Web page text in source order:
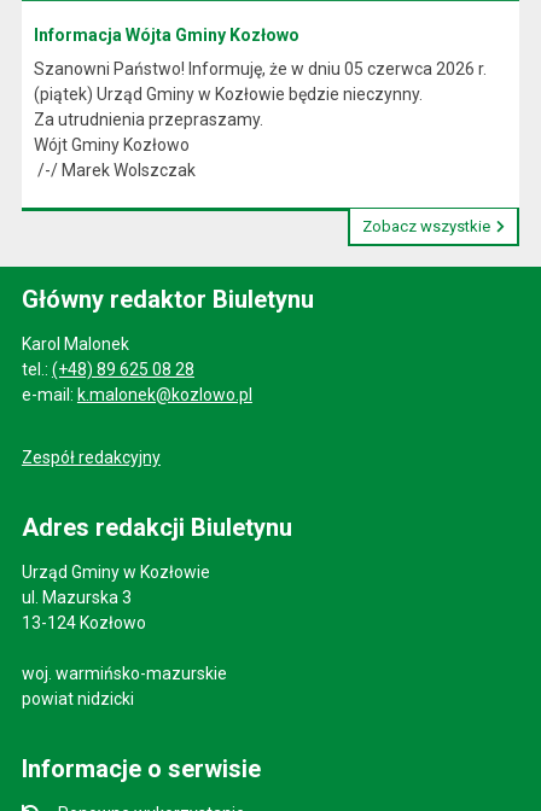
Informacja Wójta Gminy Kozłowo
Szanowni Państwo! Informuję, że w dniu 05 czerwca 2026 r.
(piątek) Urząd Gminy w Kozłowie będzie nieczynny.
Za utrudnienia przepraszamy.
Wójt Gminy Kozłowo
/-/ Marek Wolszczak
Zobacz wszystkie
Główny redaktor Biuletynu
Karol Malonek
tel.: (+48) 89 625 08 28
e-mail: k.malonek@kozlowo.pl
Zespół redakcyjny
Adres redakcji Biuletynu
Urząd Gminy w Kozłowie
ul. Mazurska 3
13-124 Kozłowo
woj. warmińsko-mazurskie
powiat nidzicki
Informacje o serwisie